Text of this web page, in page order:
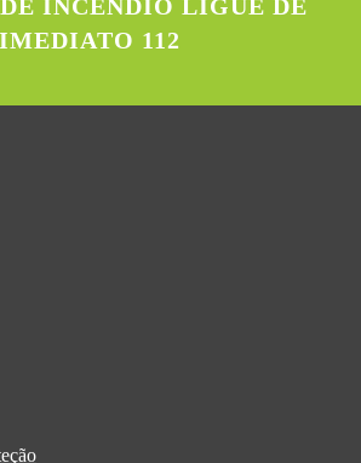
INCÊNDIO LIGUE DE
IMEDIATO 112